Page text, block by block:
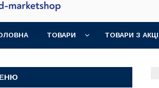
ТОВАРИ ТОВАРИ З